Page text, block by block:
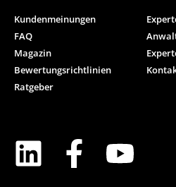
Kundenmeinungen
FAQ
Magazin
Bewertungsrichtlinien
Ratgeber